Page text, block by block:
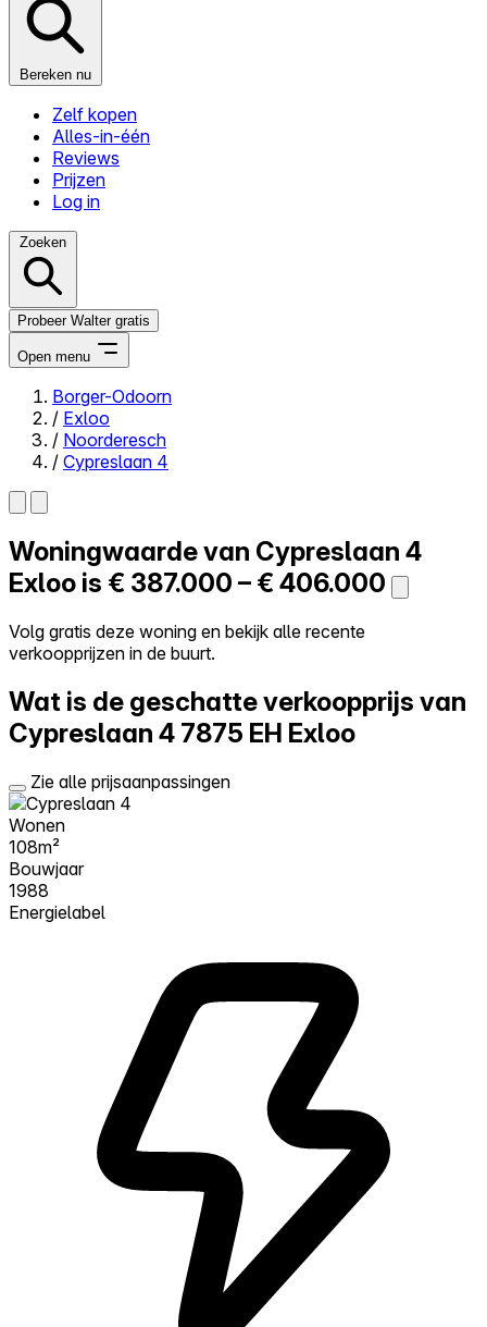
Bereken nu
Zelf kopen
Alles-in-één
Reviews
Prijzen
Log in
Zoeken
Probeer Walter gratis
Open menu
Close menu
Zelf kopen
Alles-in-één
Reviews
Log in
Borger-Odoorn
/ Exloo
/ Noorderesch
/ Cypreslaan 4
Woningwaarde van Cypreslaan 4
Exloo is € 387.000 – € 406.000
Volg gratis deze woning en bekijk alle recente
verkoopprijzen in de buurt.
Wat is de geschatte verkoopprijs van
Cypreslaan 4 7875 EH Exloo
Zie alle prijsaanpassingen
Wonen
108m²
Bouwjaar
1988
Energielabel